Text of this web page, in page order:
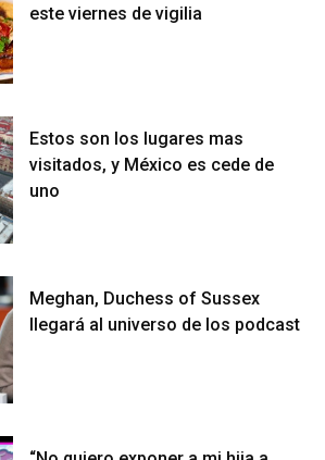
este viernes de vigilia
Estos son los lugares mas
visitados, y México es cede de
uno
Meghan, Duchess of Sussex
llegará al universo de los podcast